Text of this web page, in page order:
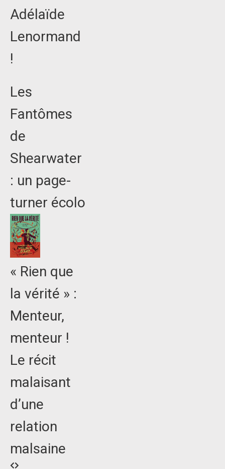
Adélaïde
Lenormand
!
Les
Fantômes
de
Shearwater
: un page-
turner écolo
« Rien que
la vérité » :
Menteur,
menteur !
Le récit
malaisant
d’une
relation
malsaine